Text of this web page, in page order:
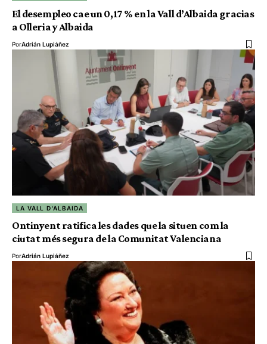
El desempleo cae un 0,17 % en la Vall d’Albaida gracias
a Olleria y Albaida
PorAdrián Lupiáñez
LA VALL D'ALBAIDA
Ontinyent ratifica les dades que la situen com la
ciutat més segura de la Comunitat Valenciana
PorAdrián Lupiáñez